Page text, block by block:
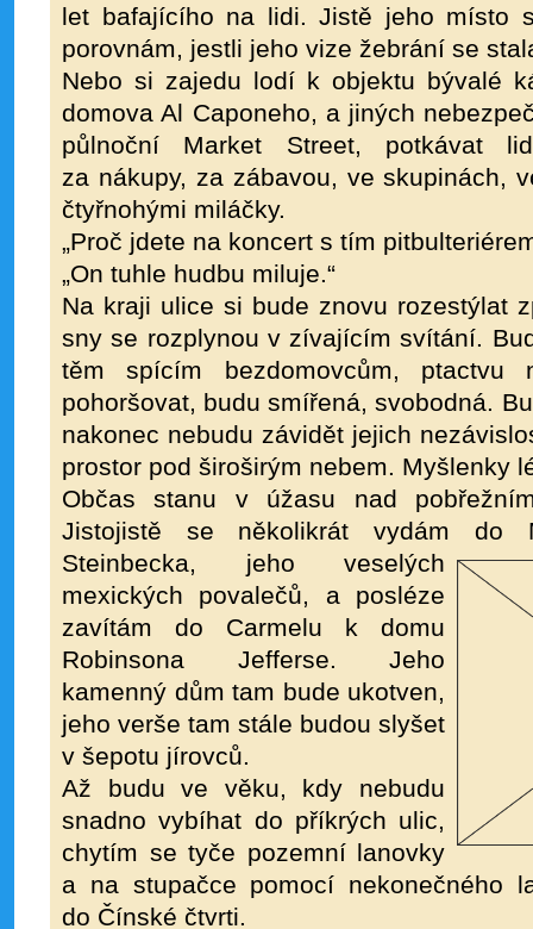
let bafajícího na lidi. Jistě jeho místo
porovnám, jestli jeho vize žebrání se
Nebo si zajedu lodí k objektu bývalé
domova Al Caponeho, a jiných
půlnoční Market Street, potkávat
za nákupy, za zábavou, ve skupinách,
čtyřnohými miláčky.
„Proč jdete na koncert s tím
„On tuhle hudbu miluje.“
Na kraji ulice si bude znovu rozestýlat
sny se rozplynou v zívajícím svítání.
těm spícím bezdomovcům, ptactvu
pohoršovat, budu smířená, svobodná.
nakonec nebudu závidět jejich
prostor pod široširým nebem. Myšlenky
Občas stanu v úžasu nad
Jistojistě se několikrát vydám do
Steinbecka, jeho veselých
mexických povalečů, a posléze
zavítám do Carmelu k domu
Robinsona Jefferse. Jeho
kamenný dům tam bude ukotven,
jeho verše tam stále budou slyšet
v šepotu jírovců.
Až budu ve věku, kdy nebudu
snadno vybíhat do příkrých ulic,
chytím se tyče pozemní lanovky
a na stupačce pomocí nekonečného
do Čínské čtvrti.